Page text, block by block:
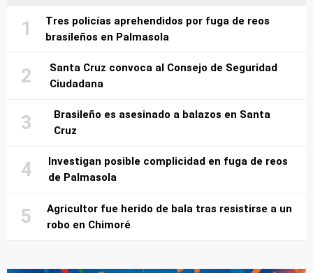
Tres policías aprehendidos por fuga de reos
brasileños en Palmasola
Santa Cruz convoca al Consejo de Seguridad
Ciudadana
Brasileño es asesinado a balazos en Santa
Cruz
Investigan posible complicidad en fuga de reos
de Palmasola
Agricultor fue herido de bala tras resistirse a un
robo en Chimoré